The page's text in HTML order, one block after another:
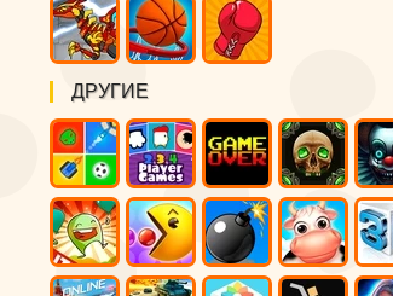
ДРУГИЕ